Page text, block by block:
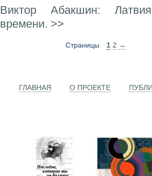
Виктор Абакшин:
времени. >>
Страницы 1 2 →
ГЛАВНАЯ О ПРОЕКТЕ